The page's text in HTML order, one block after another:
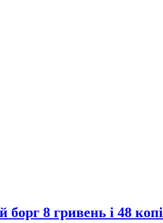
8 гривень і 48